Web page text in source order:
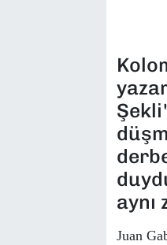
aynı
Juan